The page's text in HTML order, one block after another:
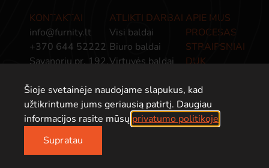
Šioje svetainėje naudojame slapukus, kad
užtikrintume jums geriausią patirtį. Daugiau
informacijos rasite mūsų privatumo politikoje
Supratau
KONTAKTAI
info@furnity.lt
+370 644 52222
Savanorių pr. 192,
ATLIKTI DARBAI
Visi baldai
Biuro baldai
Virtuvės baldai
Baldai įmonėms
APIE MUS
PROCESAS
STRAIPSNIAI
DUK
POLITIKA